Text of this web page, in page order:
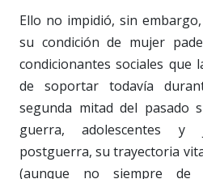
Ello no impidió, sin
su condición de mujer
condicionantes sociales que
de soportar todavía
segunda mitad del pasado
guerra, adolescentes y
postguerra, su trayectoria
(aunque no siempre